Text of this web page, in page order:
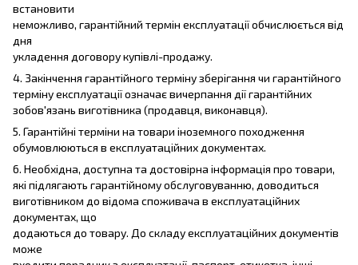
встановити
неможливо, гарантійний термін експлуатації обчислюється від
дня
укладення договору купівлі-продажу.
4. Закінчення гарантійного терміну зберігання чи гарантійного
терміну експлуатації означає вичерпання дії гарантійних
зобов'язань виготівника (продавця, виконавця).
5. Гарантійні терміни на товари іноземного походження
обумовлюються в експлуатаційних документах.
6. Необхідна, доступна та достовірна інформація про товари,
які підлягають гарантійному обслуговуванню, доводиться
виготівником до відома споживача в експлуатаційних
документах, що
додаються до товару. До складу експлуатаційних документів
може